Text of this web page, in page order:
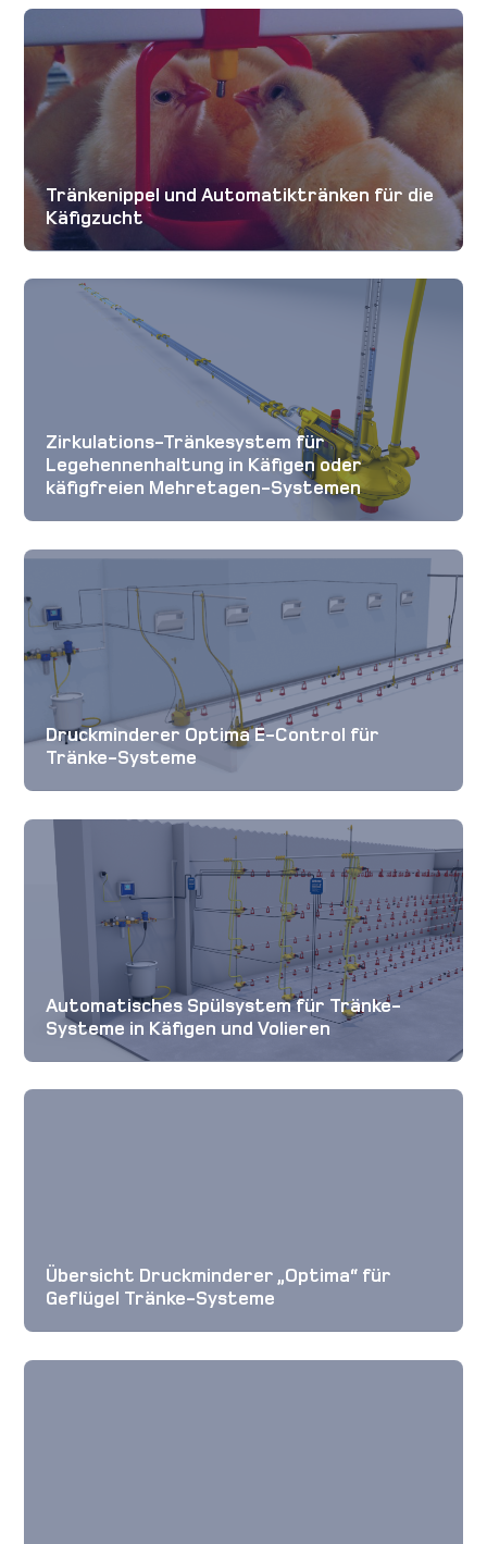
Tränkenippel und Automatiktränken für die
Käfigzucht
Zirkulations-Tränkesystem für
Legehennenhaltung in Käfigen oder
käfigfreien Mehretagen-Systemen
Druckminderer Optima E-Control für
Tränke-Systeme
Automatisches Spülsystem für Tränke-
Systeme in Käfigen und Volieren
Übersicht Druckminderer „Optima“ für
Geflügel Tränke-Systeme